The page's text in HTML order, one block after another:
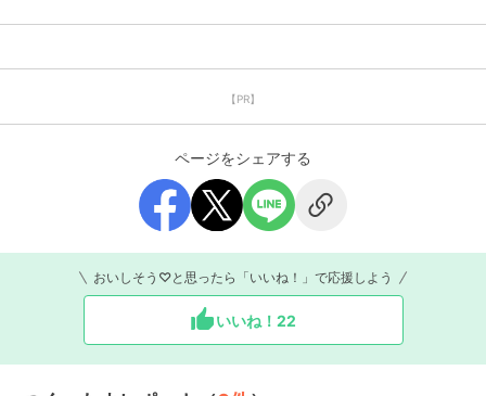
【PR】
ページをシェアする
おいしそう♡と思ったら「いいね！」で応援しよう
いいね！ 22